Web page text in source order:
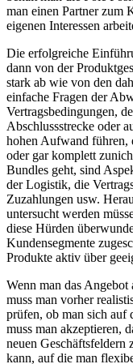
man einen Partner zum
eigenen Interessen
Die erfolgreiche
dann von der
stark ab wie von den
einfache Fragen der
Vertragsbedingungen,
Abschlussstrecke oder
hohen Aufwand führen,
oder gar komplett
Bundles geht, sind
der Logistik, die
Zuzahlungen usw.
untersucht werden
diese Hürden
Kundensegmente
Produkte aktiv über
Wenn man das
muss man vorher
prüfen, ob man sich auf
muss man akzeptieren,
neuen
kann, auf die man